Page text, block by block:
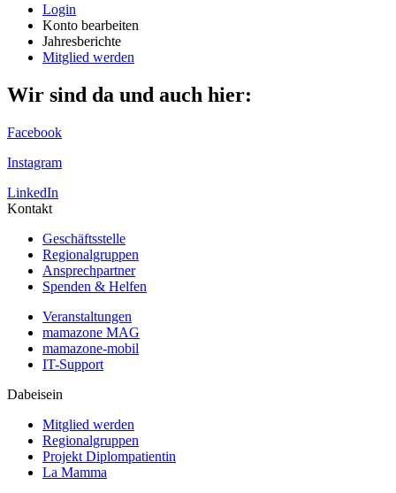
Login
Konto bearbeiten
Jahresberichte
Mitglied werden
Wir sind da und auch hier:
Facebook
Instagram
LinkedIn
Kontakt
Geschäftsstelle
Regionalgruppen
Ansprechpartner
Spenden & Helfen
Veranstaltungen
mamazone MAG
mamazone-mobil
IT-Support
Dabeisein
Mitglied werden
Regionalgruppen
Projekt Diplompatientin
La Mamma